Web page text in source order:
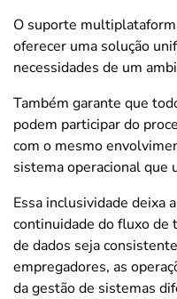
O suporte
oferecer uma solução
necessidades de um
Também garante que
podem participar do
com o mesmo
sistema operacional que
Essa inclusividade deixa
continuidade do fluxo de
de dados seja
empregadores, as
da gestão de sistemas